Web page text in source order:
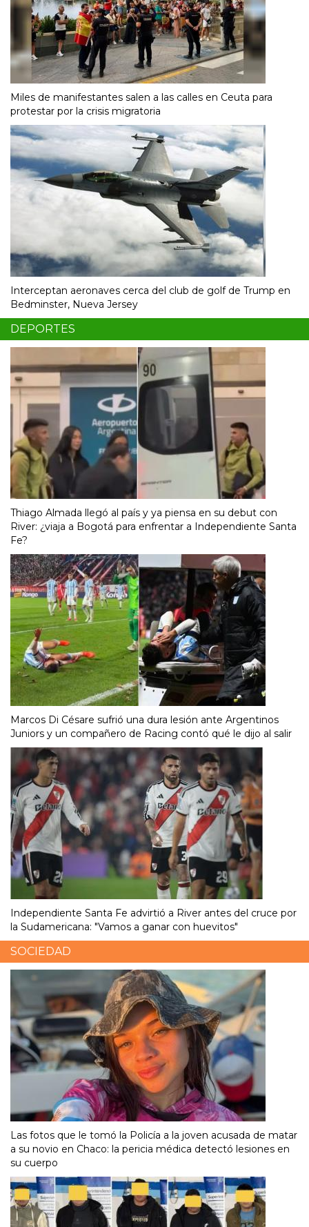
Miles de manifestantes salen a las calles en Ceuta para
protestar por la crisis migratoria
Interceptan aeronaves cerca del club de golf de Trump en
Bedminster, Nueva Jersey
DEPORTES
Thiago Almada llegó al país y ya piensa en su debut con
River: ¿viaja a Bogotá para enfrentar a Independiente Santa
Fe?
Marcos Di Césare sufrió una dura lesión ante Argentinos
Juniors y un compañero de Racing contó qué le dijo al salir
Independiente Santa Fe advirtió a River antes del cruce por
la Sudamericana: "Vamos a ganar con huevitos"
SOCIEDAD
Las fotos que le tomó la Policía a la joven acusada de matar
a su novio en Chaco: la pericia médica detectó lesiones en
su cuerpo